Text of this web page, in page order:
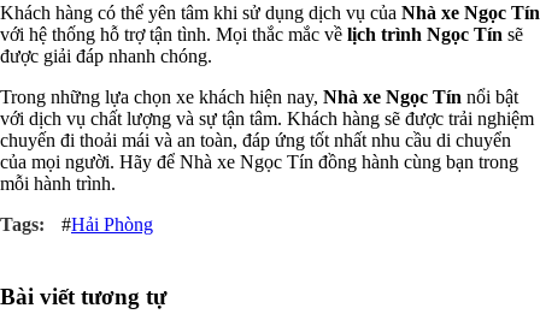
Khách hàng có thể yên tâm khi sử dụng dịch vụ của Nhà xe Ngọc Tín
với hệ thống hỗ trợ tận tình. Mọi thắc mắc về lịch trình Ngọc Tín sẽ
được giải đáp nhanh chóng.
Trong những lựa chọn xe khách hiện nay, Nhà xe Ngọc Tín nổi bật
với dịch vụ chất lượng và sự tận tâm. Khách hàng sẽ được trải nghiệm
chuyến đi thoải mái và an toàn, đáp ứng tốt nhất nhu cầu di chuyển
của mọi người. Hãy để Nhà xe Ngọc Tín đồng hành cùng bạn trong
mỗi hành trình.
#Hải Phòng
Bài viết tương tự